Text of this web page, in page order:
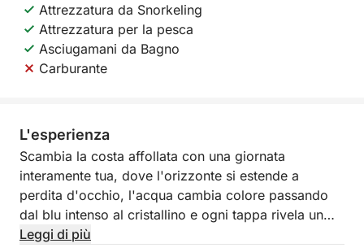
Attrezzatura da Snorkeling
Attrezzatura per la pesca
Asciugamani da Bagno
Carburante
L'esperienza
Scambia la costa affollata con una giornata
interamente tua, dove l'orizzonte si estende a
perdita d'occhio, l'acqua cambia colore passando
dal blu intenso al cristallino e ogni tappa rivela un
nuovo aspetto della bellezza selvaggia della Galizia.
Leggi di più